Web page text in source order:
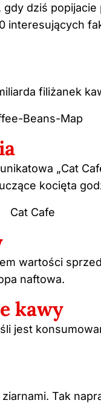
dziś popijacie
interesujących
filiżanek
„Cat
kocięta
wartości
naftowa.
kawy
jest
Tak